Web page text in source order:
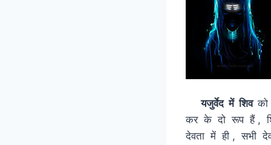
यजुर्वेद में शिव
कर के दो रूप हैं ,
देवता में ही , सभी